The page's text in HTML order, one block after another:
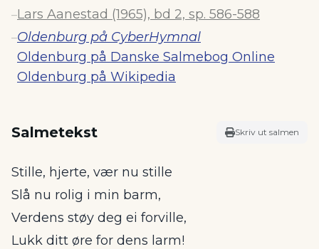
–Lars Aanestad (1965), bd 2, sp. 586-588
–Oldenburg på CyberHymnal
Oldenburg på Danske Salmebog Online
Oldenburg på Wikipedia
Salmetekst Skriv ut salmen
Stille, hjerte, vær nu stille
Slå nu rolig i min barm,
Verdens støy deg ei forville,
Lukk ditt øre for dens larm!